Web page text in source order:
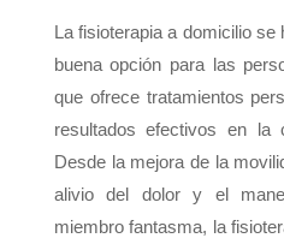
La fisioterapia a domicilio
buena opción para las
que ofrece tratamientos
resultados efectivos en la
Desde la mejora de la
alivio del dolor y el
miembro fantasma, la